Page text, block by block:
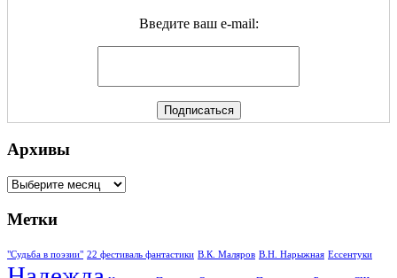
Введите ваш e-mail:
Архивы
Архивы
Метки
"Судьба в поэзии" 22 фестиваль фантастики В.К. Маляров В.Н. Нарыжная Ессентуки